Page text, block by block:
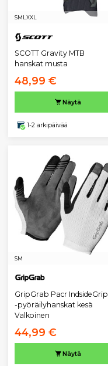
SML XXL
SCOTT Gravity MTB
hanskat musta
48,99 €
Näytä
1-2 arkipäivää
SM
GripGrab Pacr IndsideGrip
-pyöräilyhanskat kesä
Valkoinen
44,99 €
Näytä